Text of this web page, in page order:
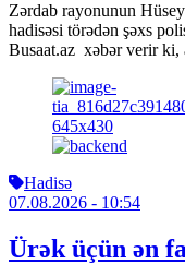
Zərdab rayonunun
hadisəsi törədən şəxs
Busaat.az xəbər verir
Hadisə
07.08.2026 - 10:54
Ürək üçün ən